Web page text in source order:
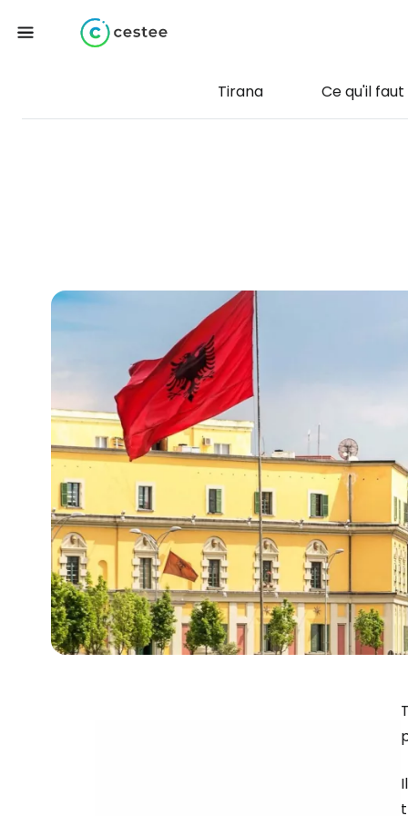
Tirana Ce qu'il